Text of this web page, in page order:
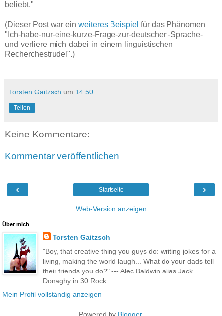
beliebt."
(Dieser Post war ein weiteres Beispiel für das Phänomen
"Ich-habe-nur-eine-kurze-Frage-zur-deutschen-Sprache-
und-verliere-mich-dabei-in-einem-linguistischen-
Recherchestrudel".)
Torsten Gaitzsch um 14:50
Teilen
Keine Kommentare:
Kommentar veröffentlichen
‹ ›
Startseite
Web-Version anzeigen
Über mich
Torsten Gaitzsch
"Boy, that creative thing you guys do: writing jokes for a
living, making the world laugh... What do your dads tell
their friends you do?" --- Alec Baldwin alias Jack
Donaghy in 30 Rock
Mein Profil vollständig anzeigen
Powered by Blogger.